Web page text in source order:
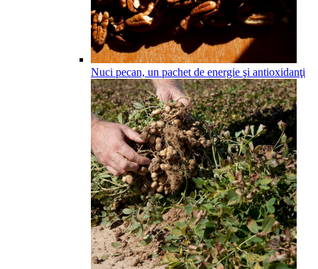
Nuci pecan, un pachet de energie şi antioxidanţi